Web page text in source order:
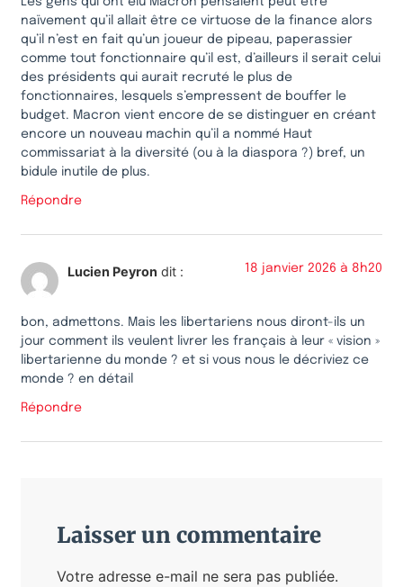
naïvement qu’il allait être ce virtuose de la finance alors
qu’il n’est en fait qu’un joueur de pipeau, paperassier
comme tout fonctionnaire qu’il est, d’ailleurs il serait celui
des présidents qui aurait recruté le plus de
fonctionnaires, lesquels s’empressent de bouffer le
budget. Macron vient encore de se distinguer en créant
encore un nouveau machin qu’il a nommé Haut
commissariat à la diversité (ou à la diaspora ?) bref, un
bidule inutile de plus.
Répondre
Lucien Peyron dit : 18 janvier 2026 à 8h20
bon, admettons. Mais les libertariens nous diront-ils un
jour comment ils veulent livrer les français à leur « vision »
libertarienne du monde ? et si vous nous le décriviez ce
monde ? en détail
Répondre
Laisser un commentaire
Votre adresse e-mail ne sera pas publiée.